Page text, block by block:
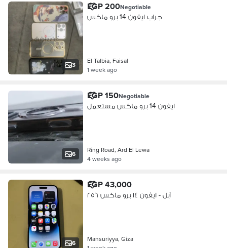
3
EGP 200Negotiable
جراب ايفون 14 برو ماكس
El Talbia, Faisal
1 week ago
6
EGP 150Negotiable
ايفون 14 برو ماكس مستعمل
Ring Road, Ard El Lewa
4 weeks ago
6
EGP 43,000
آبل - ايفون ١٤ برو ماكس ٢٥٦
Mansuriyya, Giza